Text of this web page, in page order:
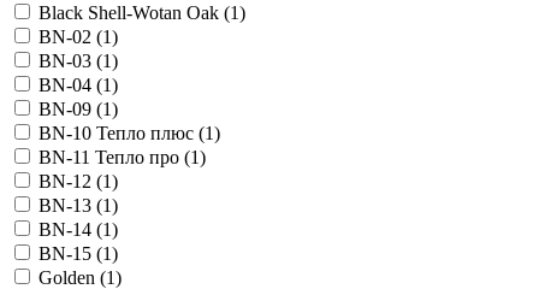
Black Shell-Wotan Oak (1)
BN-02 (1)
BN-03 (1)
BN-04 (1)
BN-09 (1)
BN-10 Тепло плюс (1)
BN-11 Тепло про (1)
BN-12 (1)
BN-13 (1)
BN-14 (1)
BN-15 (1)
Golden (1)